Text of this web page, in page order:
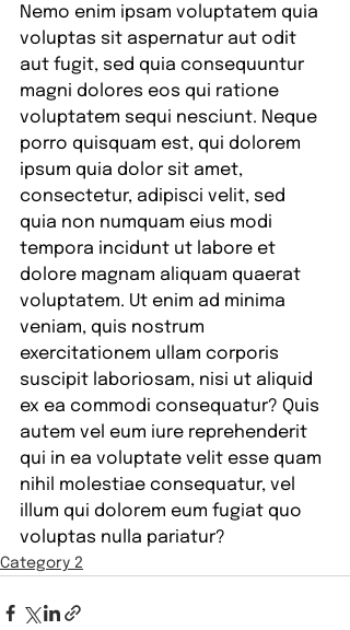
Nemo enim ipsam voluptatem quia
voluptas sit aspernatur aut odit
aut fugit, sed quia consequuntur
magni dolores eos qui ratione
voluptatem sequi nesciunt. Neque
porro quisquam est, qui dolorem
ipsum quia dolor sit amet,
consectetur, adipisci velit, sed
quia non numquam eius modi
tempora incidunt ut labore et
dolore magnam aliquam quaerat
voluptatem. Ut enim ad minima
veniam, quis nostrum
exercitationem ullam corporis
suscipit laboriosam, nisi ut aliquid
ex ea commodi consequatur? Quis
autem vel eum iure reprehenderit
qui in ea voluptate velit esse quam
nihil molestiae consequatur, vel
illum qui dolorem eum fugiat quo
voluptas nulla pariatur?
Category 2